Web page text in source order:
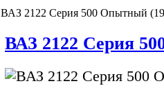
ВАЗ 2122 Серия 500 Опытный
ВАЗ 2122 Серия